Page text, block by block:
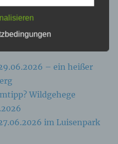
im Wildpark
– ein heißer
Wildgehege
im Luisenpark
auf eine identifizierte
Person (im
Person") beziehen. Als
oder indirekt,
zu einer
zu einer
zu einer
zu einem oder mehreren
die Ausdruck der
genetischen,
kulturellen oder
natürlichen Person
kann.